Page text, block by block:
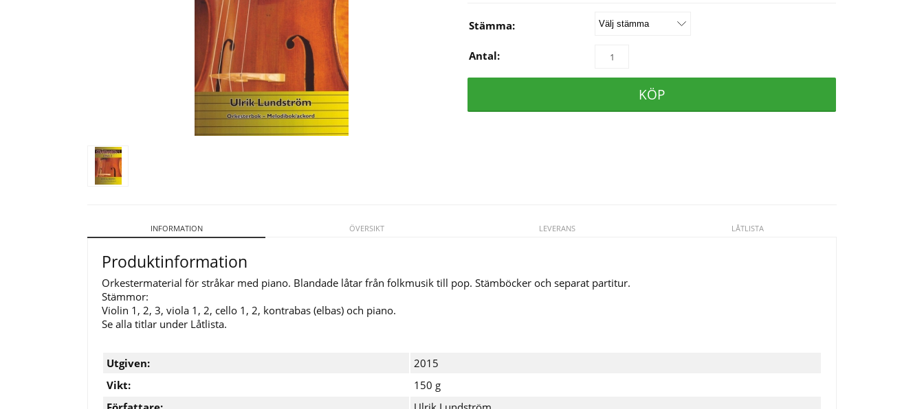
Stämma:
Antal:
KÖP
INFORMATION ÖVERSIKT LEVERANS LÅTLISTA
Produktinformation
Orkestermaterial för stråkar med piano. Blandade låtar från folkmusik till pop. Stämböcker och separat partitur.
Stämmor:
Violin 1, 2, 3, viola 1, 2, cello 1, 2, kontrabas (elbas) och piano.
Se alla titlar under Låtlista.
Utgiven:
2015
Vikt:
150 g